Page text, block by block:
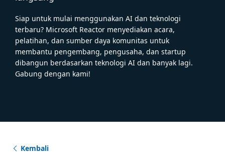
Siap untuk mulai menggunakan AI dan teknologi
terbaru? Microsoft Reactor menyediakan acara,
pelatihan, dan sumber daya komunitas untuk
membantu pengembang, pengusaha, dan startup
dibangun berdasarkan teknologi AI dan banyak lagi.
Gabung dengan kami!
Kembali